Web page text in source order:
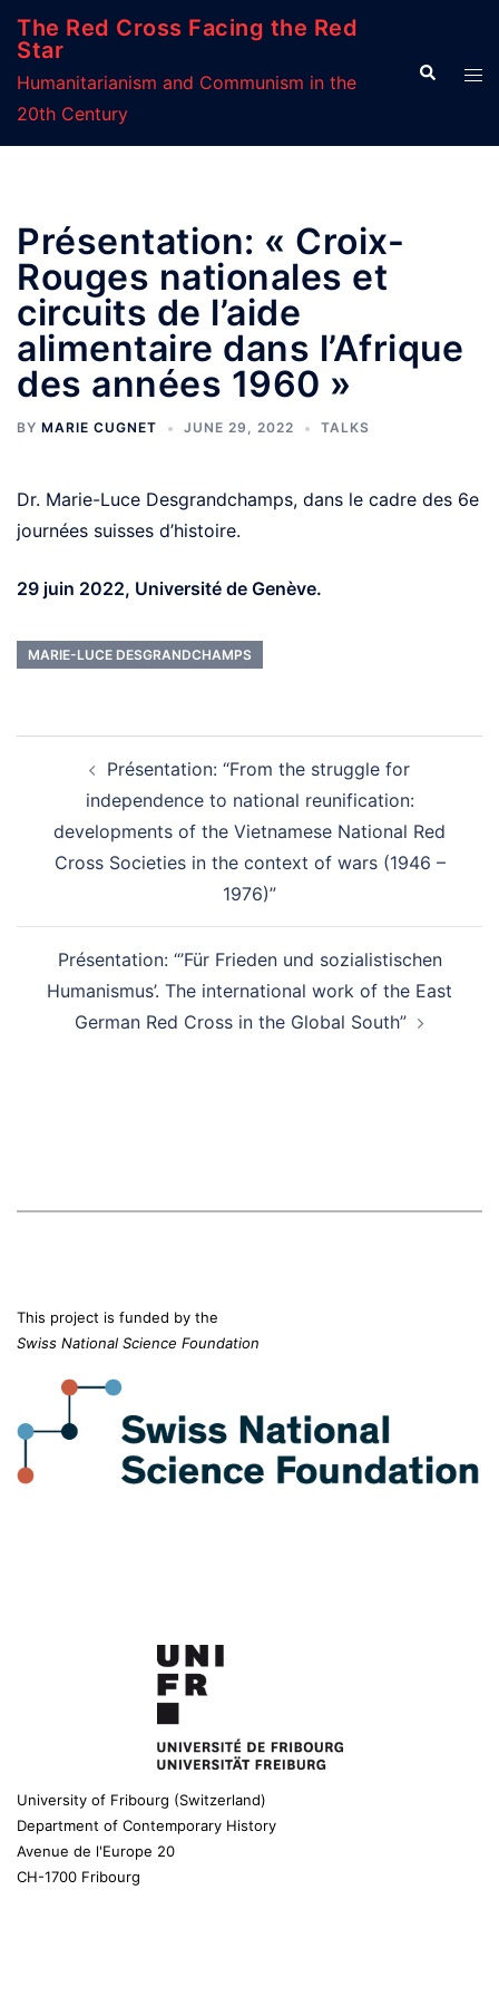
Skip
content
The Red Cross Facing the Red
Star
Humanitarianism and Communism in the
20th Century
Search
Présentation: « Croix-
Rouges nationales et
circuits de l’aide
alimentaire dans l’Afrique
des années 1960 »
BY MARIE CUGNET JUNE 29, 2022 TALKS
Dr. Marie-Luce Desgrandchamps, dans le cadre des 6e
journées suisses d’histoire.
29 juin 2022, Université de Genève.
MARIE-LUCE DESGRANDCHAMPS
Post
navigationPrésentation: “From the struggle for
independence to national reunification:
developments of the Vietnamese National Red
Cross Societies in the context of wars (1946 –
1976)”
Présentation: “’Für Frieden und sozialistischen
Humanismus’. The international work of the East
German Red Cross in the Global South”
This project is funded by the
Swiss National Science Foundation
University of Fribourg (Switzerland)
Department of Contemporary History
Avenue de l'Europe 20
CH-1700 Fribourg